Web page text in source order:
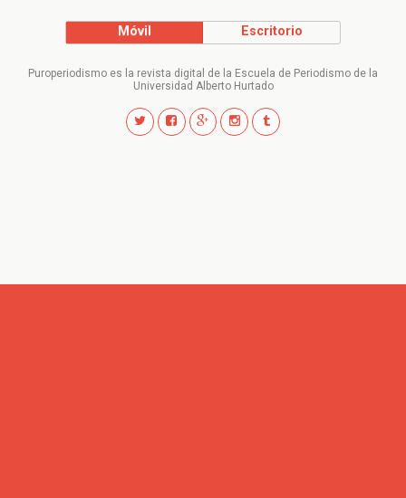
Móvil Escritorio
Puroperiodismo es la revista digital de la Escuela de Periodismo de la
Universidad Alberto Hurtado